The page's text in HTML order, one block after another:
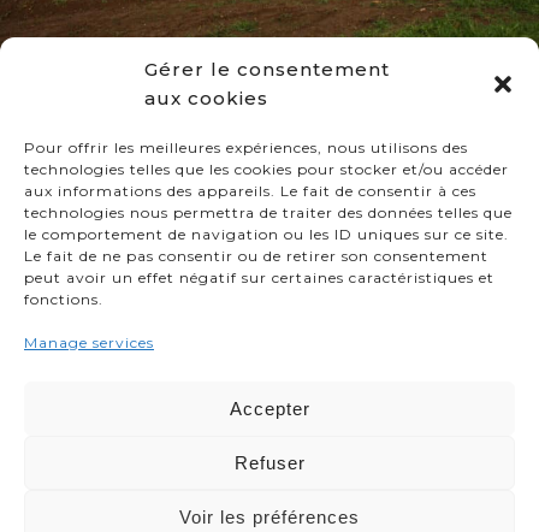
Gérer le consentement
aux cookies
Pour offrir les meilleures expériences, nous utilisons des
technologies telles que les cookies pour stocker et/ou accéder
aux informations des appareils. Le fait de consentir à ces
technologies nous permettra de traiter des données telles que
le comportement de navigation ou les ID uniques sur ce site.
Le fait de ne pas consentir ou de retirer son consentement
peut avoir un effet négatif sur certaines caractéristiques et
fonctions.
Manage services
Accepter
Refuser
Voir les préférences
LAGADEC
PEN AR HOAS29800SAINT THONAN
02 98 20 22 36
DÉCLARATION DE CONFIDENTIALITÉ